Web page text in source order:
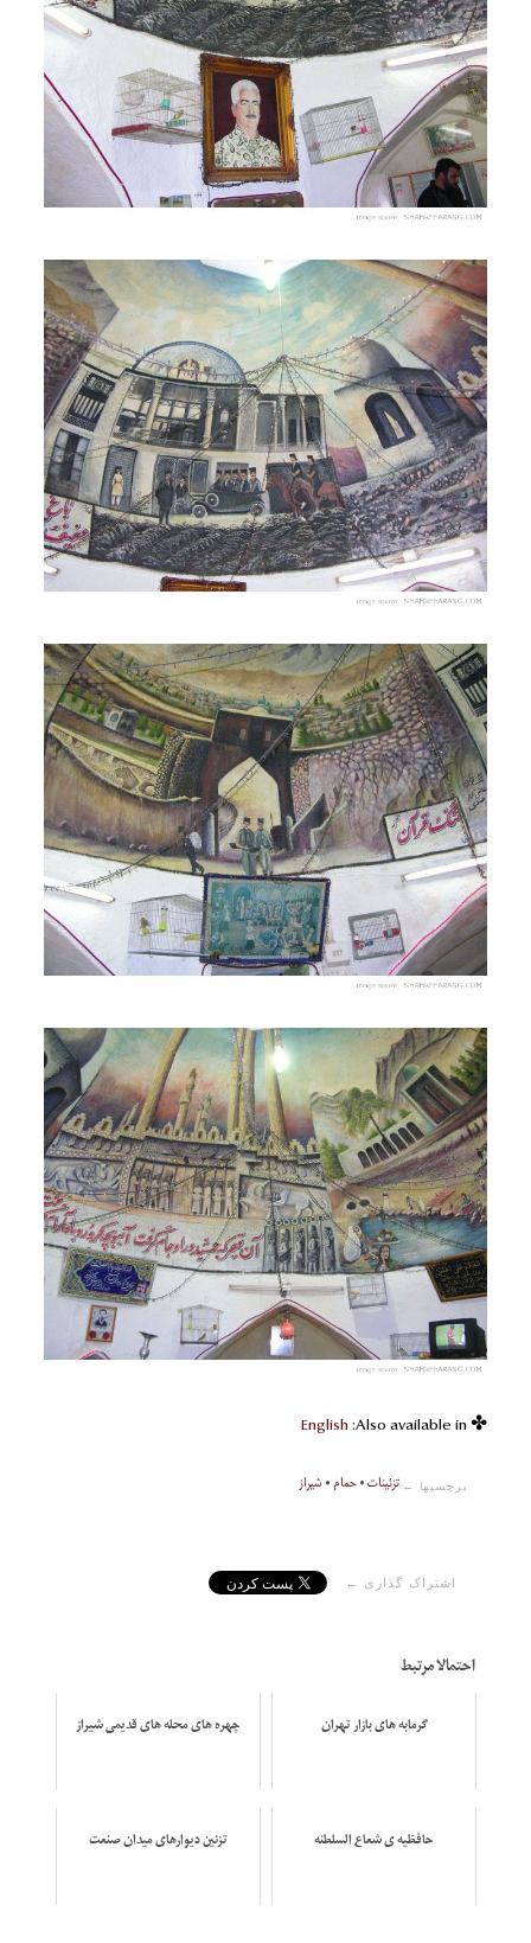
✤ Also available in:
English
برچسبها ← تزئینات•حمام•شیراز
اشتراک گذاری ←
احتمالا مرتبط
گرمابه های بازار تهران چهره های محله های قدیمی شیراز
حافظیه ی شعاع السلطنه تزئين ديوارهای ميدان صنعت